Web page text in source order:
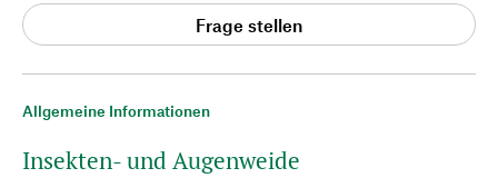
Allgemeine Informationen
Insekten- und Augenweide
Frage stellen